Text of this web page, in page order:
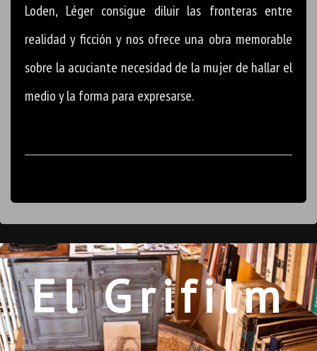
Loden, Léger consigue diluir las fronteras entre
realidad y ficción y nos ofrece una obra memorable
sobre la acuciante necesidad de la mujer de hallar el
medio y la forma para expresarse.
El Grifilm